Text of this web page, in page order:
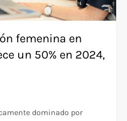
femenina en
un 50% en 2024,
dominado por